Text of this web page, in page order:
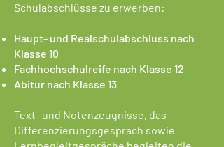
Schulabschlüsse zu erwerben:
Haupt- und Realschulabschluss nach
Klasse 10
Fachhochschulreife nach Klasse 12
Abitur nach Klasse 13
Text- und Notenzeugnisse, das
Differenzierungsgespräch sowie